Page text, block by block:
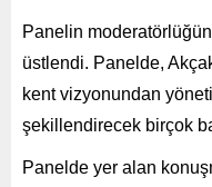
Panelin
üstlendi. Panelde,
kent vizyonundan
şekillendirecek birçok
Panelde yer alan